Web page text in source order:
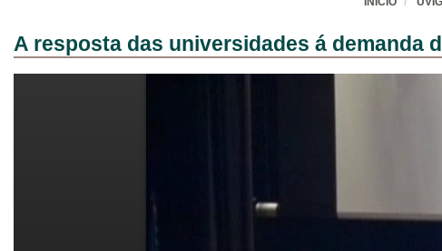
A resposta das universidades á demanda